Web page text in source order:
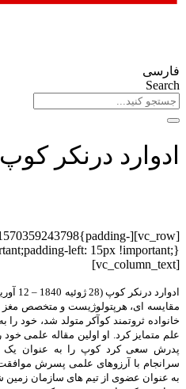
فارسی
Search
ادوارد درنکر کوپ
[vc_column_text]
مقایسه ای، هرپتولوژیست و متخصص
خانواده ثروتمند کوآکر متولد شد، خود
پدرش سعی کرد کوپ را به عنوان یک
به عنوان عضوی از تیم های سازمان زمین